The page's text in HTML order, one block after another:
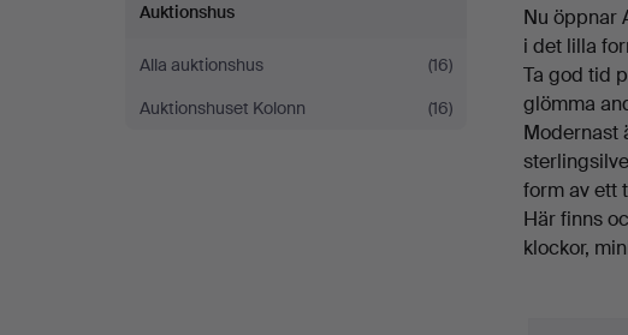
Auktionshus
Alla auktionshus
(16)
Auktionshuset Kolonn
(16)
Nu öppnar
i det lilla
Ta god tid
glömma
Modernast
form av ett
Här finns
klockor,